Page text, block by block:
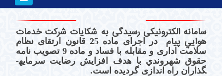
سامانه الکترونیکی رسیدگی به شکایات شركت خدمات
هوايي پيام
در اجرای ماده 25 قانون ارتقای نظام
سلامت اداری و مقابله با فساد و ماده 9 تصويب نامه
حقوق شهروندي با هدف افزایش رضایت سرمايه­
گذاران راه اندازی گردیده است.